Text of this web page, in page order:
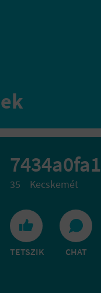
7434a0fa1
35 Kecskemét
TETSZIK CHAT